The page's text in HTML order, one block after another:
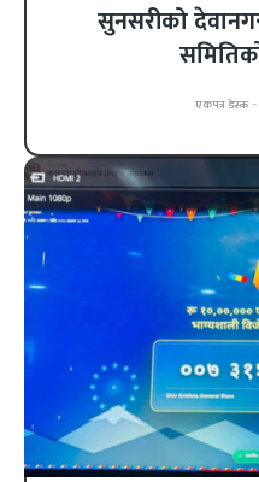
सुनसरीको
एकपत्र डेस्क -